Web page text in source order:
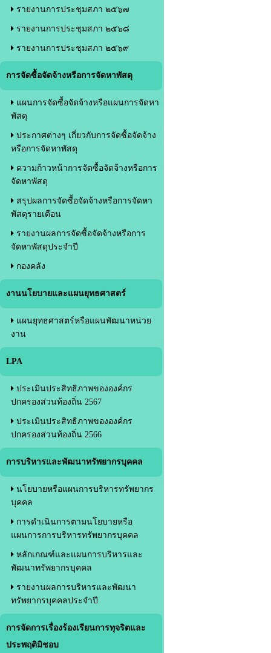
รายงานการประชุมสภา ๒๕๖๗
รายงานการประชุมสภา ๒๕๖๘
รายงานการประชุมสภา ๒๕๖๙
การจัดซื้อจัดจ้างหรือการจัดหาพัสดุ
แผนการจัดซื้อจัดจ้างหรือแผนการจัดหา
พัสดุ
ประกาศต่างๆ เกี่ยวกับการจัดซื้อจัดจ้าง
หรือการจัดหาพัสดุ
ความก้าวหน้าการจัดซื้อจัดจ้างหรือการ
จัดหาพัสดุ
สรุปผลการจัดซื้อจัดจ้างหรือการจัดหา
พัสดุรายเดือน
รายงานผลการจัดซื้อจัดจ้างหรือการ
จัดหาพัสดุประจำปี
กองคลัง
งานนโยบายและแผนยุทธศาสตร์
แผนยุทธศาสตร์หรือแผนพัฒนาหน่วย
งาน
LPA
ประเมินประสิทธิภาพขององค์กร
ปกครองส่วนท้องถิ่น 2567
ประเมินประสิทธิภาพขององค์กร
ปกครองส่วนท้องถิ่น 2566
การบริหารและพัฒนาทรัพยากรบุคคล
นโยบายหรือแผนการบริหารทรัพยากร
บุคคล
การดำเนินการตามนโยบายหรือ
แผนการการบริหารทรัพยากรบุคคล
หลักเกณฑ์และแผนการบริหารและ
พัฒนาทรัพยากรบุคคล
รายงานผลการบริหารและพัฒนา
ทรัพยากรบุคคลประจำปี
การจัดการเรื่องร้องเรียนการทุจริตและ
ประพฤติมิชอบ